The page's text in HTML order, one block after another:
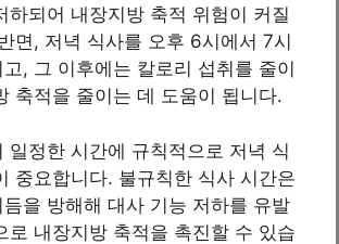
하되어 내장지방 축적 위험이 커질
면, 저녁 식사를 오후 6시에서 7시
, 그 이후에는 칼로리 섭취를 줄이
축적을 줄이는 데 도움이 됩니다.
일정한 시간에 규칙적으로 저녁 식
중요합니다. 불규칙한 식사 시간은
을 방해해 대사 기능 저하를 유발
로 내장지방 축적을 촉진할 수 있습